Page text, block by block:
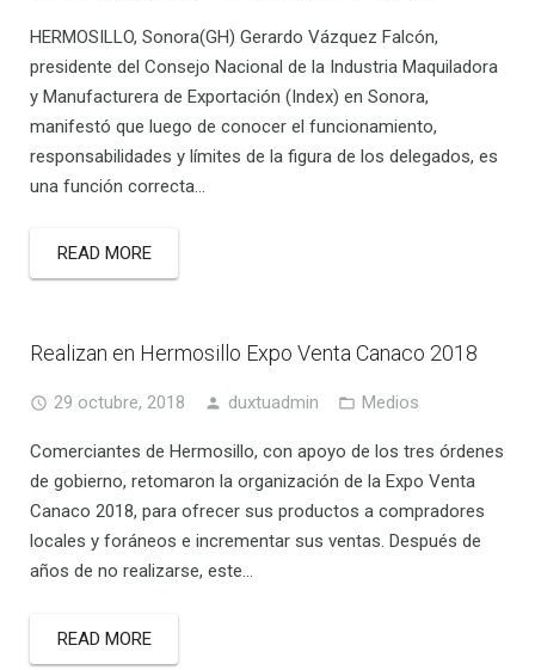
HERMOSILLO, Sonora(GH) Gerardo Vázquez Falcón,
presidente del Consejo Nacional de la Industria Maquiladora
y Manufacturera de Exportación (Index) en Sonora,
manifestó que luego de conocer el funcionamiento,
responsabilidades y límites de la figura de los delegados, es
una función correcta…
READ MORE
Realizan en Hermosillo Expo Venta Canaco 2018
29 octubre, 2018 duxtuadmin Medios
Comerciantes de Hermosillo, con apoyo de los tres órdenes
de gobierno, retomaron la organización de la Expo Venta
Canaco 2018, para ofrecer sus productos a compradores
locales y foráneos e incrementar sus ventas. Después de
años de no realizarse, este…
READ MORE